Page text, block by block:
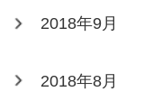
2018年9月
2018年8月